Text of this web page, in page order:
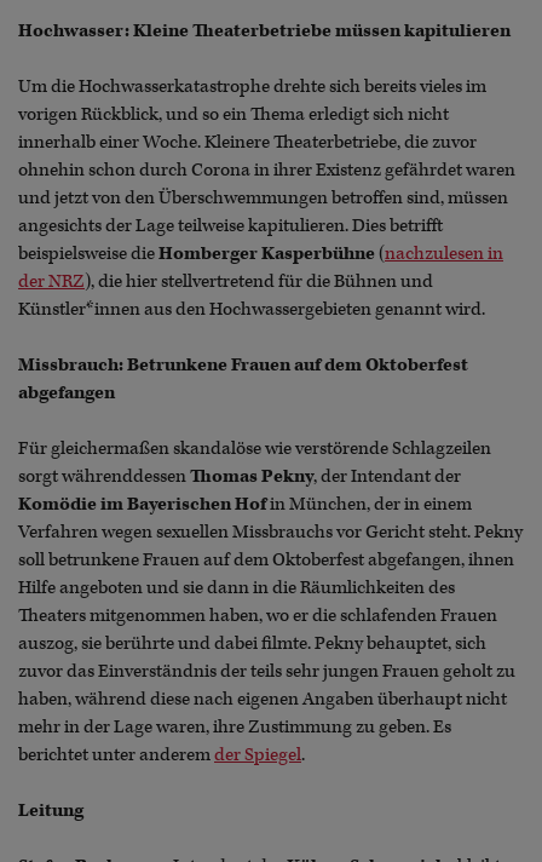
Hochwasser: Kleine Theaterbetriebe müssen kapitulieren
Um die Hochwasserkatastrophe drehte sich bereits vieles im
vorigen Rückblick, und so ein Thema erledigt sich nicht
innerhalb einer Woche. Kleinere Theaterbetriebe, die zuvor
ohnehin schon durch Corona in ihrer Existenz gefährdet waren
und jetzt von den Überschwemmungen betroffen sind, müssen
angesichts der Lage teilweise kapitulieren. Dies betrifft
beispielsweise dieHomberger Kasperbühne(nachzulesen in
der NRZ), die hier stellvertretend für die Bühnen und
Künstler*innen aus den Hochwassergebieten genannt wird.
Missbrauch: Betrunkene Frauen auf dem Oktoberfest
abgefangen
Für gleichermaßen skandalöse wie verstörende Schlagzeilen
sorgt währenddessenThomas Pekny, der Intendant der
Komödie im Bayerischen Hofin München, der in einem
Verfahren wegen sexuellen Missbrauchs vor Gericht steht. Pekny
soll betrunkene Frauen auf dem Oktoberfest abgefangen, ihnen
Hilfe angeboten und sie dann in die Räumlichkeiten des
Theaters mitgenommen haben, wo er die schlafenden Frauen
auszog, sie berührte und dabei filmte. Pekny behauptet, sich
zuvor das Einverständnis der teils sehr jungen Frauen geholt zu
haben, während diese nach eigenen Angaben überhaupt nicht
mehr in der Lage waren, ihre Zustimmung zu geben. Es
berichtet unter anderemder Spiegel.
Leitung